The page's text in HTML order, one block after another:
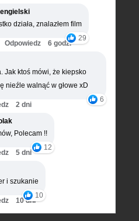
działa, znalazłem film
29
Odpowiedz
6 godz.
Jak ktoś mówi, że kiepsko
nieźle walnąć w głowe xD
6
2 dni
Polecam !!
12
5 dni
i szukanie
10
10 dni